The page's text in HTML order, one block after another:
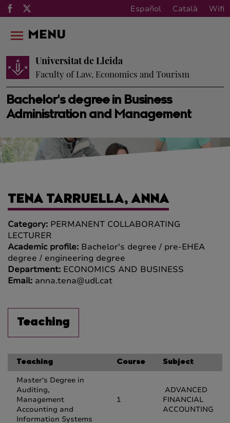
Español Català Wifi
Bachelor's degree in Business
Administration and Management
Universitat de Lleida
Faculty of Law, Economics and Tourism
MENU
TENA TARRUELLA, ANNA
Category: PERMANENT COLLABORATING
LECTURER
Academic profile: Bachelor's degree / pre-EHEA
degree / engineering degree
Department: ECONOMICS AND BUSINESS
Email: anna.tena@udl.cat
Teaching
Teaching Course Subject
Master's Degree in
Auditing,
Management
Accounting and
Information Systems
1
ADVANCED
FINANCIAL
ACCOUNTING